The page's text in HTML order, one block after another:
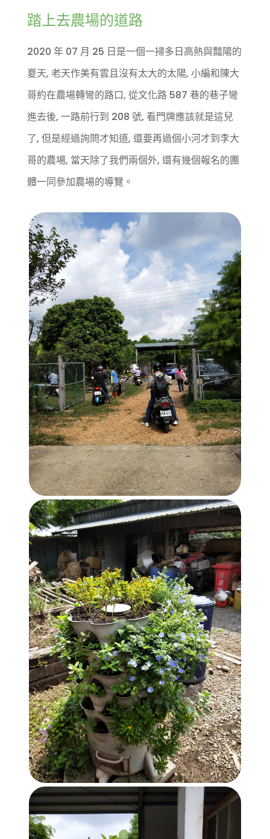
踏上去農場的道路
2020 年 07 月 25 日是一個一掃多日高熱與豔陽的
夏天, 老天作美有雲且沒有太大的太陽, 小編和陳大
哥約在農場轉彎的路口, 從文化路 587 巷的巷子彎
進去後, 一路前行到 208 號, 看門牌應該就是這兒
了, 但是經過詢問才知道, 還要再過個小河才到李大
哥的農場, 當天除了我們兩個外, 還有幾個報名的團
體一同參加農場的導覽。